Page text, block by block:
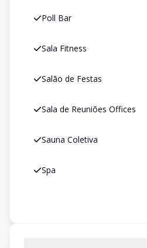
Poll Bar
Sala Fitness
Salão de Festas
Sala de Reuniões Offices
Sauna Coletiva
Spa